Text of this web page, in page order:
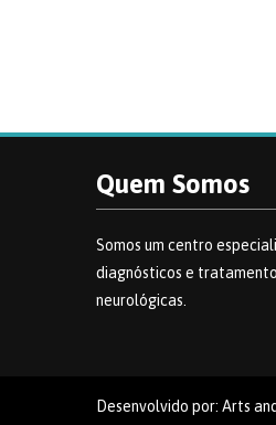
Quem Somos
Somos um centro
diagnósticos e
neurológicas.
Desenvolvido por: Arts